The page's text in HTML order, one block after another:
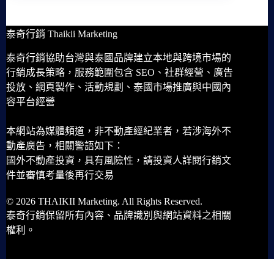
泰奇行銷 Thaikii Marketing
泰奇行銷協助台灣與泰國品牌建立本地與跨境市場的
行銷成長策略，服務範圍包含 SEO、社群經營、廣告
投放、網頁製作、活動規劃、泰國市場推廣與中國內
容平台經營
本網站為媒體頻道，非不動產經紀業者，若涉海外不
動產廣告，相關警語如下：
國外不動產投資，具有風險性，請投資人詳閱行銷文
件並審慎考量後再行交易
© 2026 THAIKII Marketing. All Rights Reserved.
泰奇行銷保留所有內容、品牌識別與網站資料之相關
權利。